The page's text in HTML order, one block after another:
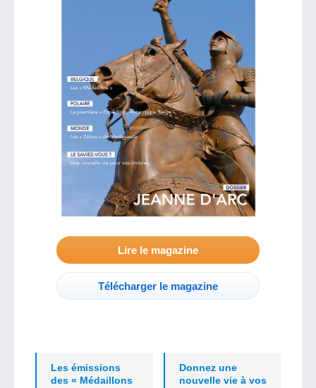
Lire le magazine
Télécharger le magazine
Les émissions
des « Médaillons
Donnez une
nouvelle vie à vos